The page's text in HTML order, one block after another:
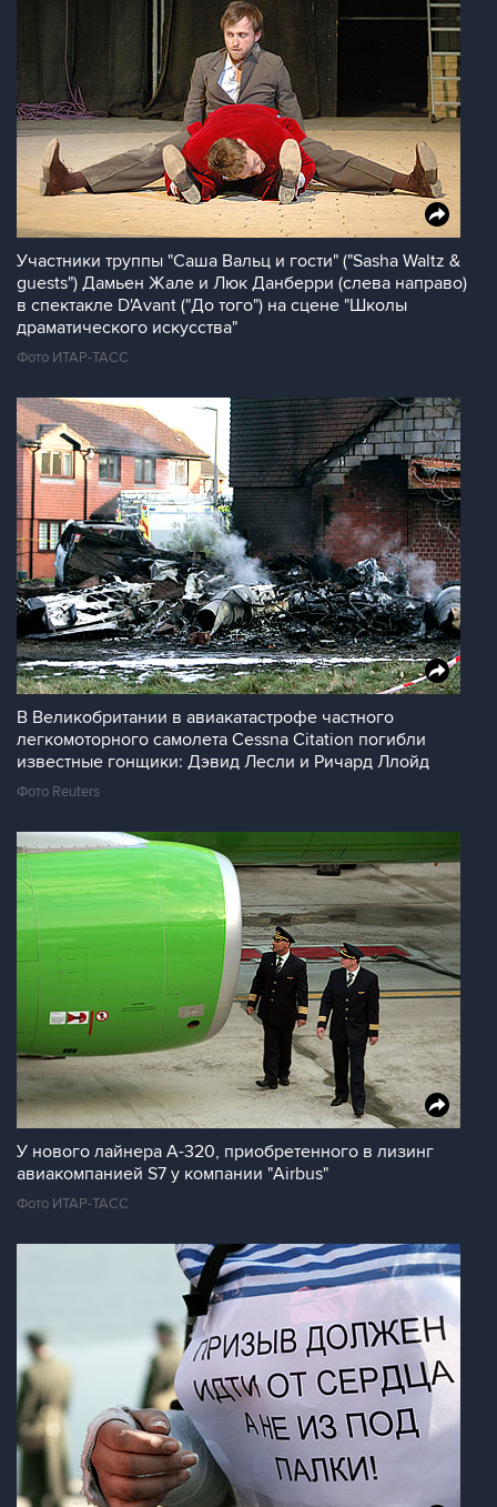
Участники труппы "Саша Вальц и гости" ("Sasha Waltz &
guests") Дамьен Жале и Люк Данберри (слева направо)
в спектакле D'Avant ("До того") на сцене "Школы
драматического искусства"
Фото ИТАР-ТАСС
В Великобритании в авиакатастрофе частного
легкомоторного самолета Cessna Citation погибли
известные гонщики: Дэвид Лесли и Ричард Ллойд
Фото Reuters
У нового лайнера A-320, приобретенного в лизинг
авиакомпанией S7 у компании "Airbus"
Фото ИТАР-ТАСС